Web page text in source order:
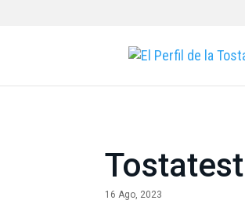
16 Ago, 2023